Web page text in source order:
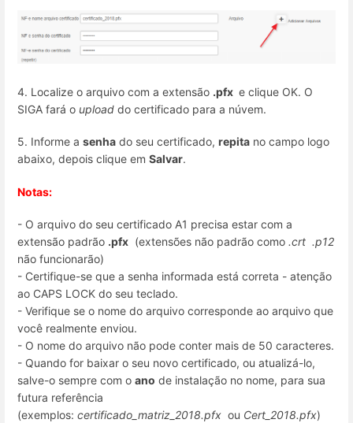
4. Localize o arquivo com a extensão .pfx e clique OK. O
SIGA fará o upload do certificado para a núvem.
5. Informe a senha do seu certificado, repita no campo logo
abaixo, depois clique em Salvar.
Notas:
- O arquivo do seu certificado A1 precisa estar com a
extensão padrão .pfx (extensões não padrão como .crt .p12
não funcionarão)
- Certifique-se que a senha informada está correta - atenção
ao CAPS LOCK do seu teclado.
- Verifique se o nome do arquivo corresponde ao arquivo que
você realmente enviou.
- O nome do arquivo não pode conter mais de 50 caracteres.
- Quando for baixar o seu novo certificado, ou atualizá-lo,
salve-o sempre com o ano de instalação no nome, para sua
futura referência
(exemplos: certificado_matriz_2018.pfx ou Cert_2018.pfx)